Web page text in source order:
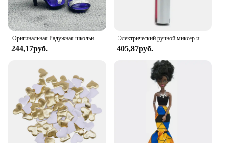
244,17руб.
Электрический ручной миксер из нержавеющей стали, Легкий Блендер для выпечки и приготовления пищи
405,87руб.